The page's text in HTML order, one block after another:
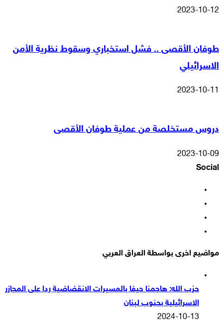
2023-10-12
طوفان الأقصى .. فشل استخباري وسقوط نظرية الأمن
الاسرائيلي
2023-10-11
دروس مستخلصة من عملية طوفان الأقصى
2023-10-09
Social
مواضيع اخرى بواسطة العراق العربي
حزب الله: هاجمنا حيفا بالمسيرات الانقضاضية ردا على المجازر
الاسرائيلية بجنوب لبنان
2024-10-13